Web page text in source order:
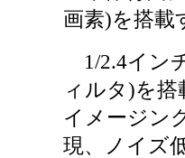
画素)を搭載
1/2.4イン
ィルタ)を
イメージン
現、ノイズ